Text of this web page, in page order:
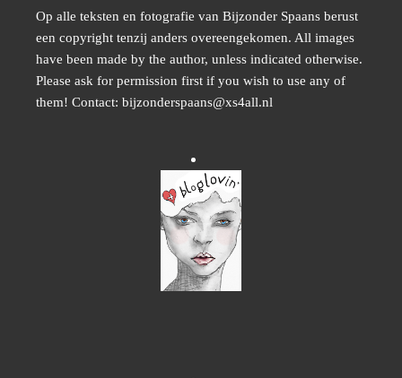
Op alle teksten en fotografie van Bijzonder Spaans berust
een copyright tenzij anders overeengekomen. All images
have been made by the author, unless indicated otherwise.
Please ask for permission first if you wish to use any of
them! Contact: bijzonderspaans@xs4all.nl